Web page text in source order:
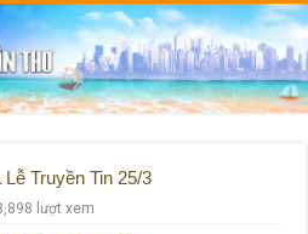
Truyền Tin 25/3
lượt xem